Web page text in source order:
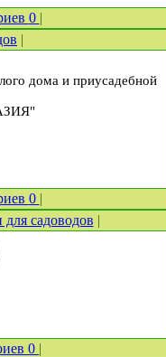
0 |
|
дома и приусадебной
0 |
садоводов |
0 |